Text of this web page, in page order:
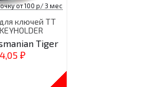
от 100 р/ 3 мес
ключей TT
Tiger
₽